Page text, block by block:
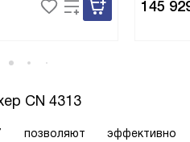
145
CN 4313
позволяют эффективно